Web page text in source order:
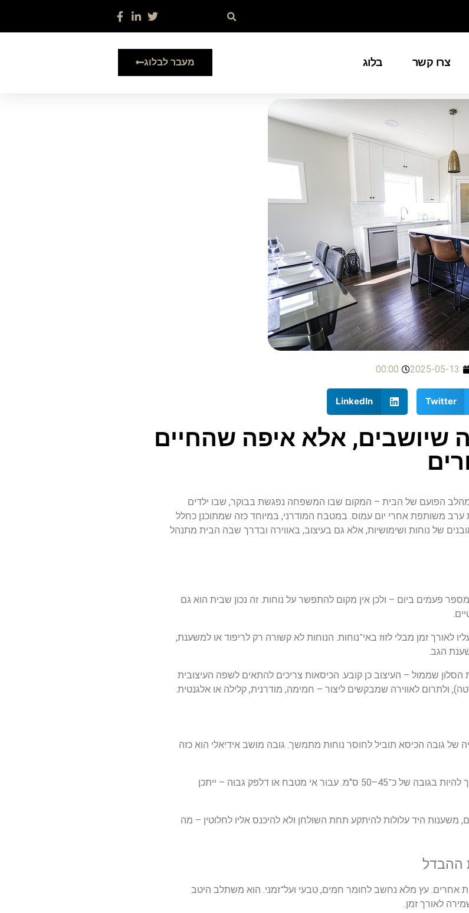
צרו קשר בלוג מעבר לבלוג
2025-05-13
00:00
Twitter
LinkedIn
אלא איפה שהחיים
הפועם של הבית – המקום שבו המשפחה נפגשת בבוקר, שבו ילדים
ערב משותפת אחרי יום עמוס במטבח המודרני, במיוחד כזה שמתוכנן כחלל
של נוחות ושימושיות, אלא גם בעיצוב, באווירה ובדרך שבה הבית מתנהל
מספר פעמים ביום – ולכן אין מקום להתפשר על נוחות זה נכון שבית הוא גם
לאורך זמן מבלי לזוז באי־נוחות הנוחות לא קשורה רק לריפוד או למשענת,
הגב
הסלון שממול – העיצוב כן קובע הכיסאות צריכים להתאים לשפה העיצובית
), ולתרום לאווירה שמבקשים ליצור – חמימה, מודרנית, קלילה או אלגנטית
של גובה הכיסא תוביל לחוסר נוחות מתמשך גובה מושב אידיאלי הוא כזה
להיות בגובה של כ־45–50 ס"מ עבור אי מטבח או דלפק גבוה – ייתכן
, משענות היד עלולות להיתקע תחת השולחן ולא להיכנס אליו לחלוטין – מה
ההבדל
אחרים עץ מלא נחשב לחומר חמים, טבעי ועל־זמני הוא משתלב היטב
לאורך זמן